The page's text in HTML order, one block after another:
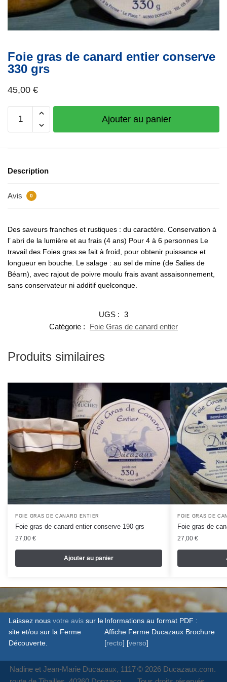
Foie gras de canard entier conserve
330 grs
45,00 €
canard
conserve
Ajouter au panier
Description
Avis 0
Des saveurs franches et rustiques : du caractère. Conservation à
l’ abri de la lumière et au frais (4 ans) Pour 4 à 6 personnes Le
travail des Foies gras se fait à froid, pour obtenir puissance et
longueur en bouche. Le salage : au sel de mine (de Salies de
Béarn), avec rajout de poivre moulu frais avant assaisonnement,
sans conservateur ni additif quelconque.
UGS : 3
Catégorie :
Foie Gras de canard entier
Produits similaires
FOIE GRAS DE CANARD ENTIER
Foie gras de canard entier conserve 190 grs
27,00 €
Ajouter au panier
FOIE GRAS DE
Foie gras de
27,00 €
Laissez nous votre avissur le
site et/ou sur la Ferme
Découverte.
Informations au format PDF :
Affiche Ferme Ducazaux Brochure
[recto] [verso]
Nadine et Jean-Marie Ducazaux, 1117© 2026 Ducazaux.com.